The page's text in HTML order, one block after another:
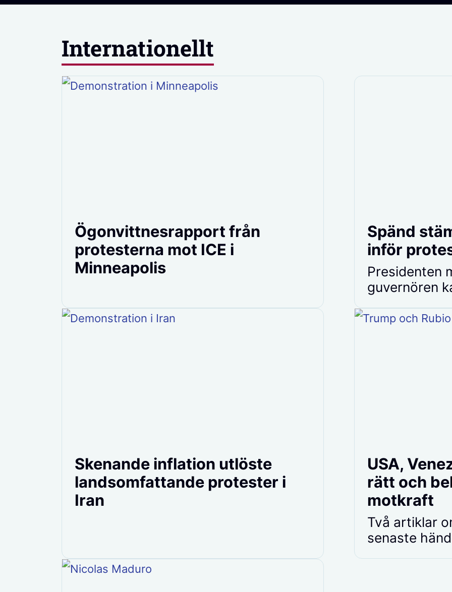
Internationellt
Ögonvittnesrapport från
protesterna mot ICE i
Minneapolis
Spänd
inför
Presidenten
guvernören
Skenande inflation utlöste
landsomfattande protester i
Iran
USA,
rätt och
motkraft
Två artiklar
senaste